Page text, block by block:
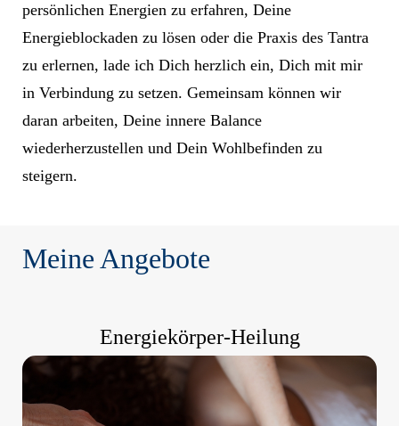
persönlichen Energien zu erfahren, Deine
Energieblockaden zu lösen oder die Praxis des Tantra
zu erlernen, lade ich Dich herzlich ein, Dich mit mir
in Verbindung zu setzen. Gemeinsam können wir
daran arbeiten, Deine innere Balance
wiederherzustellen und Dein Wohlbefinden zu
steigern.
Meine Angebote
Energiekörper-Heilung